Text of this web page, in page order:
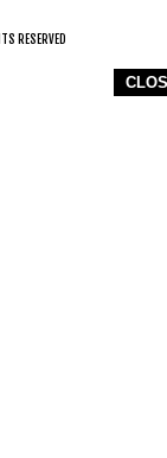
RESERVED